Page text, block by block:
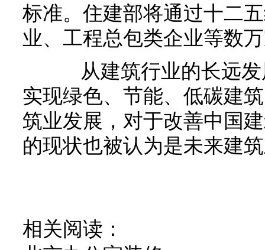
标准。住建部将通过十二
业、工程总包类企业等数
从建筑行业的长远发
实现绿色、节能、低碳建
筑业发展，对于改善中国
的现状也被认为是未来建
相关阅读：